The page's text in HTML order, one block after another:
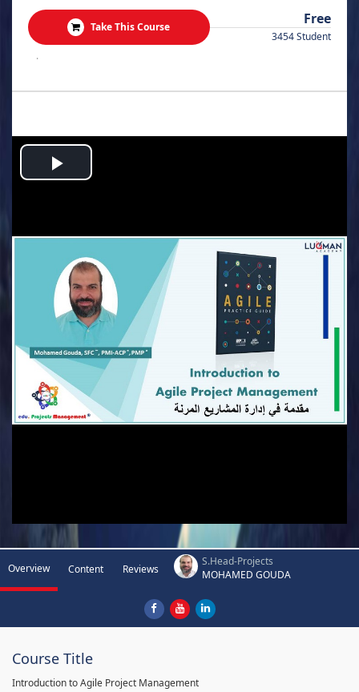
Take This Course Free
3454 Student
.
Play
Overview Content Reviews
S.Head-Projects
MOHAMED GOUDA
Course Title
Introduction to Agile Project Management